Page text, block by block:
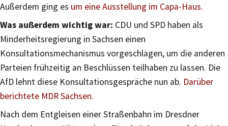
Außerdem ging es um eine Ausstellung im Capa-Haus.
Was außerdem wichtig war: CDU und SPD haben als
Minderheitsregierung in Sachsen einen
Konsultationsmechanismus vorgeschlagen, um die anderen
Parteien frühzeitig an Beschlüssen teilhaben zu lassen. Die
AfD lehnt diese Konsultationsgespräche nun ab. Darüber
berichtete MDR Sachsen.
Nach dem Entgleisen einer Straßenbahn im Dresdner